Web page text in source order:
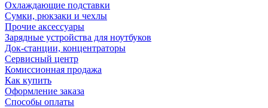
Охлаждающие подставки
Сумки, рюкзаки и чехлы
Прочие аксессуары
Зарядные устройства для ноутбуков
Док-станции, концентраторы
Сервисный центр
Комиссионная продажа
Как купить
Оформление заказа
Способы оплаты